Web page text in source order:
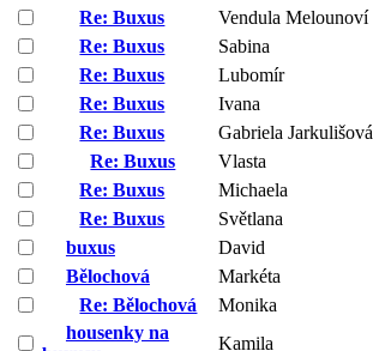
Re: Buxus
Vendula Melounoví
Re: Buxus
Sabina
Re: Buxus
Lubomír
Re: Buxus
Ivana
Re: Buxus
Gabriela Jarkulišová
Re: Buxus
Vlasta
Re: Buxus
Michaela
Re: Buxus
Světlana
buxus
David
Bělochová
Markéta
Re: Bělochová
Monika
housenky na
Kamila